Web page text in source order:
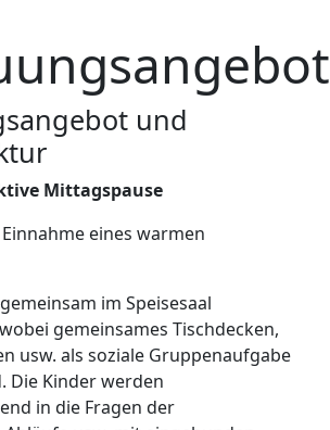
und
Mittagspause
eines warmen
im Speisesaal
gemeinsames Tischdecken,
usw. als soziale Gruppenaufgabe
Die Kinder werden
in die Fragen der